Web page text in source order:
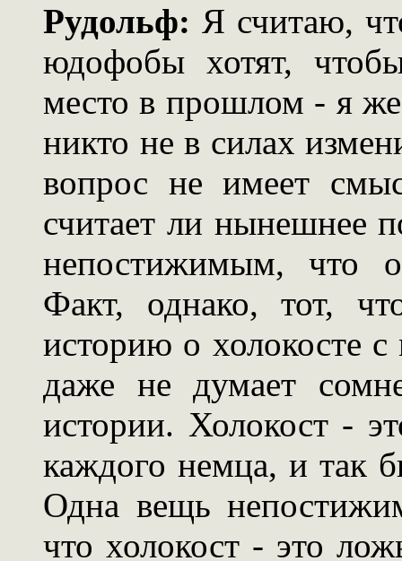
Рудольф: Я считаю,
юдофобы хотят,
место в прошлом - я
никто не в силах
вопрос не имеет
считает ли нынешнее
непостижимым, что
Факт, однако, тот,
историю о холокосте
даже не думает
истории. Холокост -
каждого немца, и так
Одна вещь
что холокост - это